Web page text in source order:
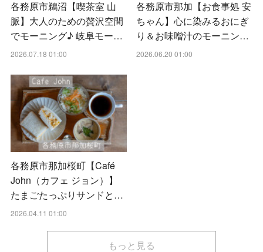
各務原市鵜沼【喫茶室 山
脈】大人のための贅沢空間
でモーニング♪ 岐阜モー…
2026.07.18 01:00
各務原市那加【お食事処 安
ちゃん】心に染みるおにぎ
り＆お味噌汁のモーニン…
2026.06.20 01:00
各務原市那加桜町【Café
John（カフェ ジョン）】
たまごたっぷりサンドと…
2026.04.11 01:00
もっと見る